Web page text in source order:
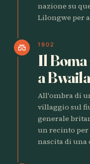
nazione su
Lilongwe per
castle 1902
Il
a Bwaila
All'ombra di
villaggio sul
generale
un recinto per
nascita di una